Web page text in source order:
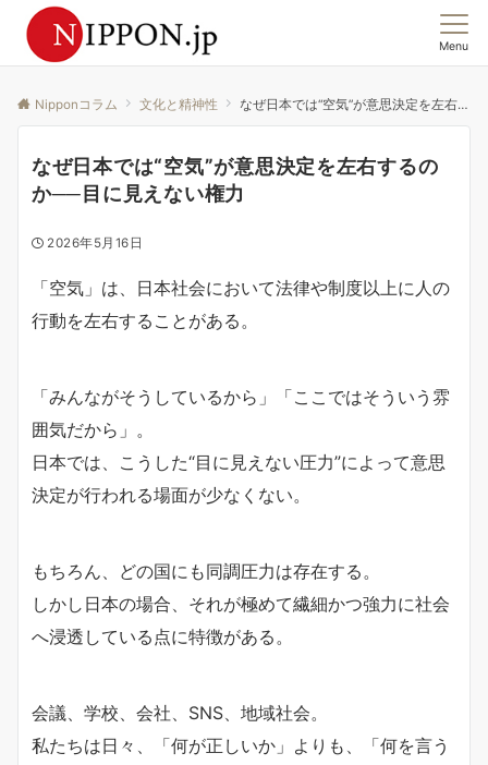
Menu
Nipponコラム 文化と精神性 なぜ日本では“空気”が意思決定を左右するのか──目に見えない権力
なぜ日本では“空気”が意思決定を左右するの
か──目に見えない権力
2026年5月16日
「空気」は、日本社会において法律や制度以上に人の
行動を左右することがある。
「みんながそうしているから」「ここではそういう雰
囲気だから」。
日本では、こうした“目に見えない圧力”によって意思
決定が行われる場面が少なくない。
もちろん、どの国にも同調圧力は存在する。
しかし日本の場合、それが極めて繊細かつ強力に社会
へ浸透している点に特徴がある。
会議、学校、会社、SNS、地域社会。
私たちは日々、「何が正しいか」よりも、「何を言う